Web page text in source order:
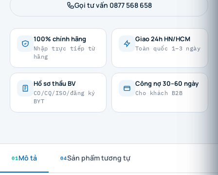
Gọi tư vấn 0877 568 658
100% chính hãng
Nhập trực tiếp từ
hãng
Giao 24h HN/HCM
Toàn quốc 1–3 ngày
Hồ sơ thầu BV
CO/CQ/ISO/đăng ký
BYT
Công nợ 30–60 ngày
Cho khách B2B
01Mô tả 04Sản phẩm tương tự